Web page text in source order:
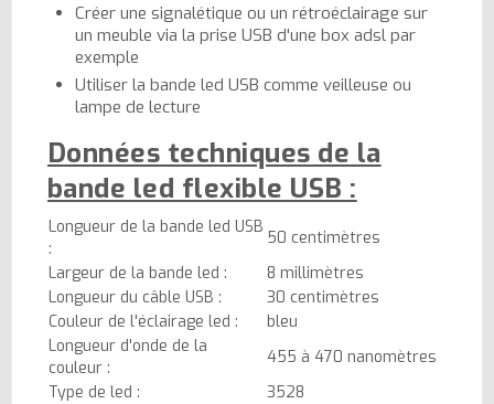
Créer une signalétique ou un rétroéclairage sur
un meuble via la prise USB d'une box adsl par
exemple
Utiliser la bande led USB comme veilleuse ou
lampe de lecture
Données techniques de la
bande led flexible USB :
Longueur de la bande led USB
:
50 centimètres
Largeur de la bande led :
8 millimètres
Longueur du câble USB :
30 centimètres
Couleur de l'éclairage led :
bleu
Longueur d'onde de la
couleur :
455 à 470 nanomètres
Type de led :
3528